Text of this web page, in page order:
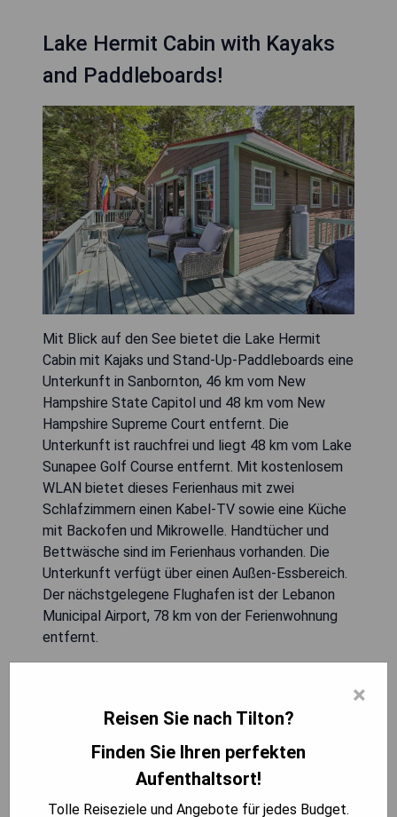
Lake Hermit Cabin with Kayaks
and Paddleboards!
Mit Blick auf den See bietet die Lake Hermit
Cabin mit Kajaks und Stand-Up-Paddleboards eine
Unterkunft in Sanbornton, 46 km vom New
Hampshire State Capitol und 48 km vom New
Hampshire Supreme Court entfernt. Die
Unterkunft ist rauchfrei und liegt 48 km vom Lake
Sunapee Golf Course entfernt. Mit kostenlosem
WLAN bietet dieses Ferienhaus mit zwei
Schlafzimmern einen Kabel-TV sowie eine Küche
mit Backofen und Mikrowelle. Handtücher und
Bettwäsche sind im Ferienhaus vorhanden. Die
Unterkunft verfügt über einen Außen-Essbereich.
Der nächstgelegene Flughafen ist der Lebanon
Municipal Airport, 78 km von der Ferienwohnung
entfernt.
Paddleboards
- Voll ausgestattete Küche
- Kostenloses WLAN verfügbar
- Ruhige Lage ideal für Entspannung
×
Reisen Sie nach Tilton?
Finden Sie Ihren perfekten
Aufenthaltsort!
Tolle Reiseziele und Angebote für jedes Budget.